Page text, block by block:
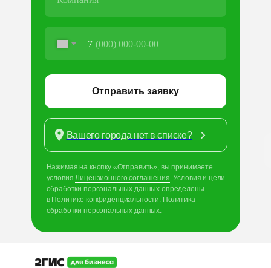
Отправить заявку
+7
Нажимая на кнопку «Отправить», вы принимаете
условияЛицензионного соглашения. Условия и цели
обработки персональных данных определены
в Политике конфиденциальности. Политика
обработки персональных данных.
Вашего города нет в списке?